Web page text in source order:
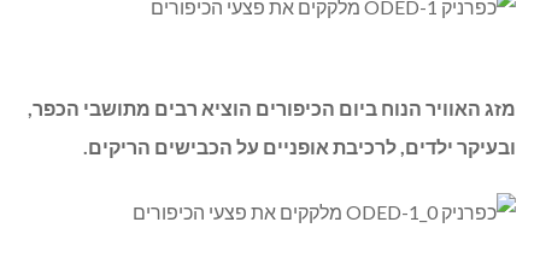
מזג האוויר הנוח ביום הכיפורים הוציא רבים מתושבי הכפר,
ובעיקר ילדים, לרכיבת אופניים על הכבישים הריקים.